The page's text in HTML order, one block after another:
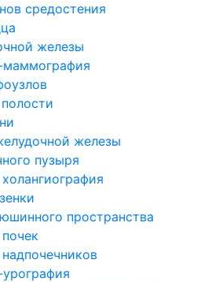
средостения
железы
маммография
железы
пузыря
пространства